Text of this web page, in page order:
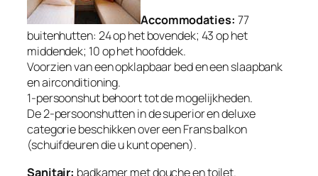
Accommodaties: 77
buitenhutten: 24 op het bovendek; 43 op het
middendek; 10 op het hoofddek.
Voorzien van een opklapbaar bed en een slaapbank
en airconditioning.
1-persoonshut behoort tot de mogelijkheden.
De 2-persoonshutten in de superior en deluxe
categorie beschikken over een Frans balkon
(schuifdeuren die u kunt openen).
Sanitair: badkamer met douche en toilet.